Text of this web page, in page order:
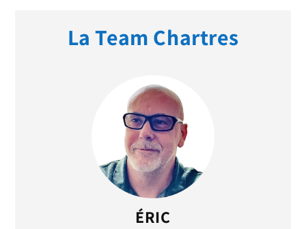
La Team Chartres
ÉRIC